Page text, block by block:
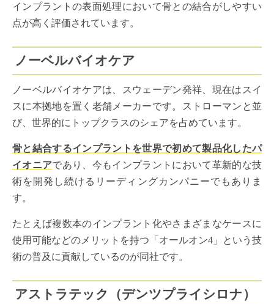
インプラントの表面処理において骨との結合がしやすい
点が高く評価されています。
ノーベルバイオケア
ノーベルバイオケアは、スウェーデン発祥、現在はスイ
スに本拠地を置く老舗メーカーです。ストローマンと並
び、世界的にトップクラスのシェアを占めています。
骨と結合するインプラントを世界で初めて製品化したパ
イオニアであり、今もインプラントにおいて革新的な技
術を開発し続けるリーディングカンパニーでもありま
す。
たとえば複数本のインプラント化やさまざまなケースに
使用可能などのメリットを持つ「オールオン4」という技
術の普及に貢献しているのが同社です。
アストラテック（デンツプライシロナ）